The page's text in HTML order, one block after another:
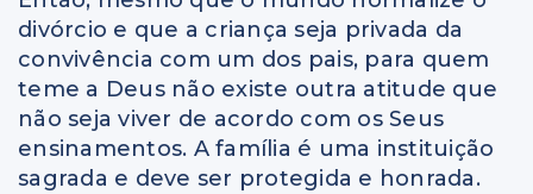
divórcio e que a criança seja privada da
convivência com um dos pais, para quem
teme a Deus não existe outra atitude que
não seja viver de acordo com os Seus
ensinamentos. A família é uma instituição
sagrada e deve ser protegida e honrada.